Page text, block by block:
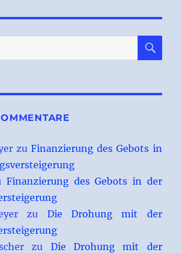
zuFinanzierung des Gebots in
Finanzierung des Gebots in der
zu Die Drohung mit der
zu Die Drohung mit der